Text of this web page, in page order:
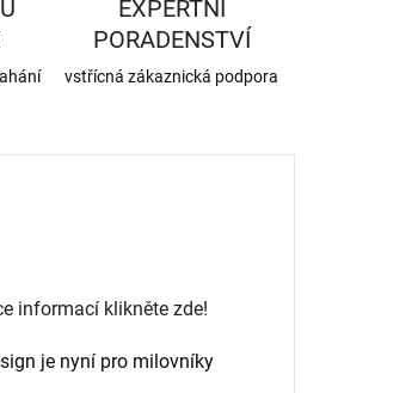
EXPERTNÍ
PORADENSTVÍ
vstřícná zákaznická podpora
informací klikněte zde!
je nyní pro milovníky